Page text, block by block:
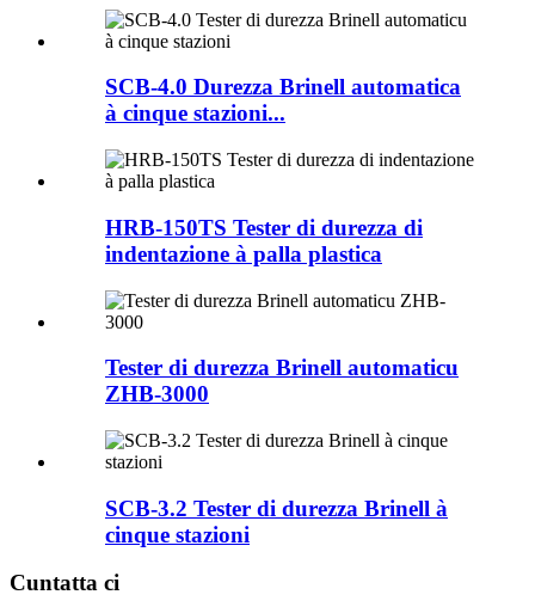
SCB-4.0 Durezza Brinell automatica
à cinque stazioni...
HRB-150TS Tester di durezza di
indentazione à palla plastica
Tester di durezza Brinell automaticu
ZHB-3000
SCB-3.2 Tester di durezza Brinell à
cinque stazioni
Cuntatta ci